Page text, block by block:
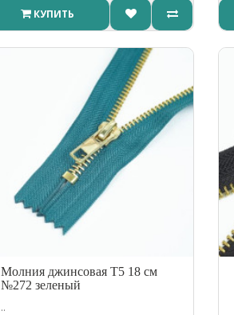
КУПИТЬ
Молния джинсовая Т5 18 см
№272 зеленый
..